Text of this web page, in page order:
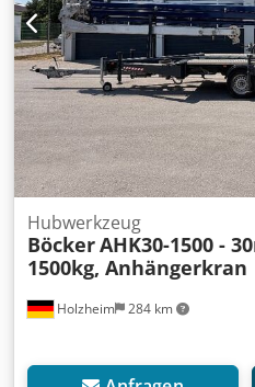
Tragkraft: 2000 kg Chjdpszg
einsatzbereit
Holzheim 284 km
Hubwerkzeug
BöckerAHK30-1500 -
1500kg, Anhängerkran